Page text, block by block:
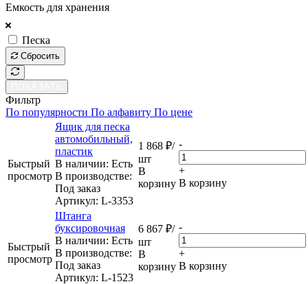
Емкость для хранения
Песка
Сбросить
Фильтр
По популярности По алфавиту По цене
Быстрый
просмотр
Ящик для песка
автомобильный,
пластик
В наличии: Eсть
В производстве:
Под заказ
Артикул: L-3353
1 868 ₽/
шт
В
корзину
-
+
В корзину
Быстрый
просмотр
Штанга
буксировочная
В наличии: Eсть
В производстве:
Под заказ
Артикул: L-1523
6 867 ₽/
шт
В
корзину
-
+
В корзину